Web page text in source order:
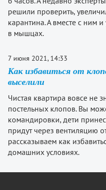
решили проверить,
карантина. А вместе с ним
в мышцах.
7 июня 2021, 14:33
Как избавиться от
выселили
Чистая квартира вовсе не
постельных клопов. Вы
командировки, дети
придут через вентиляцию
рассказываем как
домашних условиях.